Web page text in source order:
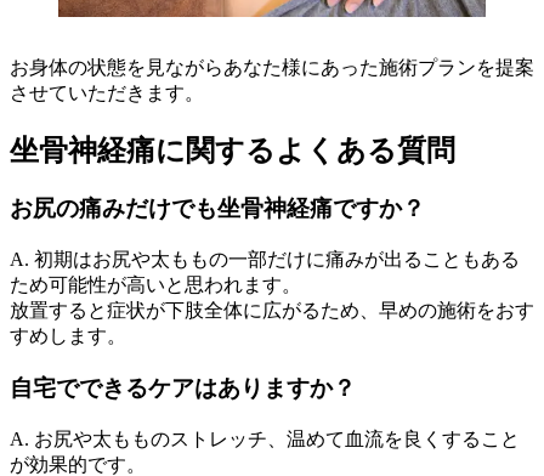
お身体の状態を見ながらあなた様にあった施術プランを提案
させていただきます。
坐骨神経痛に関するよくある質問
お尻の痛みだけでも坐骨神経痛ですか？
A. 初期はお尻や太ももの一部だけに痛みが出ることもある
ため可能性が高いと思われます。
放置すると症状が下肢全体に広がるため、早めの施術をおす
すめします。
自宅でできるケアはありますか？
A. お尻や太もものストレッチ、温めて血流を良くすること
が効果的です。